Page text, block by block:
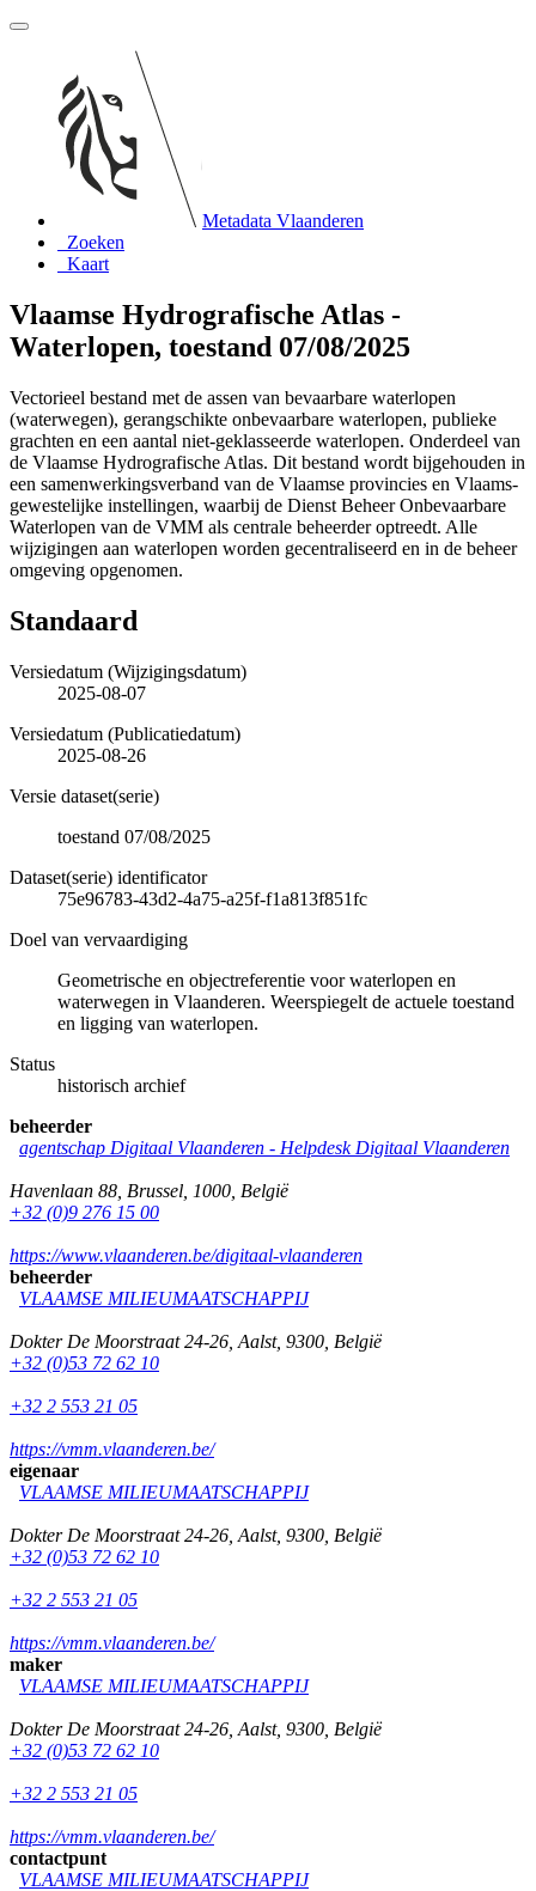
Metadata Vlaanderen
Zoeken
Kaart
Vlaamse Hydrografische Atlas -
Waterlopen, toestand 07/08/2025
Vectorieel bestand met de assen van bevaarbare waterlopen
(waterwegen), gerangschikte onbevaarbare waterlopen, publieke
grachten en een aantal niet-geklasseerde waterlopen. Onderdeel van
de Vlaamse Hydrografische Atlas. Dit bestand wordt bijgehouden in
een samenwerkingsverband van de Vlaamse provincies en Vlaams-
gewestelijke instellingen, waarbij de Dienst Beheer Onbevaarbare
Waterlopen van de VMM als centrale beheerder optreedt. Alle
wijzigingen aan waterlopen worden gecentraliseerd en in de beheer
omgeving opgenomen.
Standaard
Versiedatum (Wijzigingsdatum)
2025-08-07
Versiedatum (Publicatiedatum)
2025-08-26
Versie dataset(serie)
toestand 07/08/2025
Dataset(serie) identificator
75e96783-43d2-4a75-a25f-f1a813f851fc
Doel van vervaardiging
Geometrische en objectreferentie voor waterlopen en
waterwegen in Vlaanderen. Weerspiegelt de actuele toestand
en ligging van waterlopen.
Status
historisch archief
beheerder
agentschap Digitaal Vlaanderen - Helpdesk Digitaal Vlaanderen
Havenlaan 88 Brussel 1000 België
+32 (0)9 276 15 00
https://www.vlaanderen.be/digitaal-vlaanderen
beheerder
VLAAMSE MILIEUMAATSCHAPPIJ
Dokter De Moorstraat 24-26 Aalst, 9300 België
+32 (0)53 72 62 10
+32 2 553 21 05
https://vmm.vlaanderen.be/
eigenaar
VLAAMSE MILIEUMAATSCHAPPIJ
Dokter De Moorstraat 24-26 Aalst, 9300 België
+32 (0)53 72 62 10
+32 2 553 21 05
https://vmm.vlaanderen.be/
maker
VLAAMSE MILIEUMAATSCHAPPIJ
Dokter De Moorstraat 24-26 Aalst, 9300 België
+32 (0)53 72 62 10
+32 2 553 21 05
https://vmm.vlaanderen.be/
contactpunt
VLAAMSE MILIEUMAATSCHAPPIJ